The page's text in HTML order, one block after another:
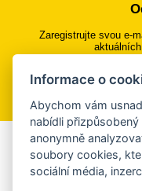
Zaregistrujte svou e-
Chcete dostávat do
Informace o
Abychom vám
nabídli
anonymně
soubory cookies,
sociální média,